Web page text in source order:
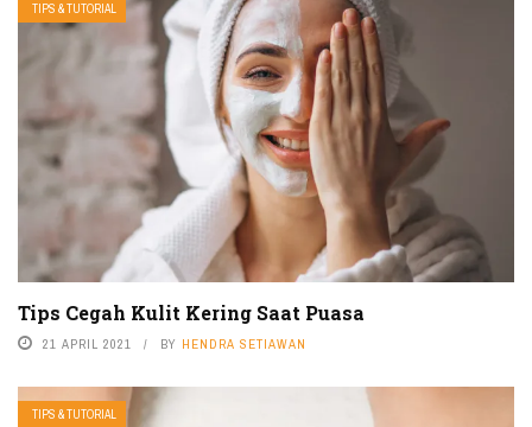
TIPS & TUTORIAL
Tips Cegah Kulit Kering Saat Puasa
21 APRIL 2021 BY HENDRA SETIAWAN
TIPS & TUTORIAL